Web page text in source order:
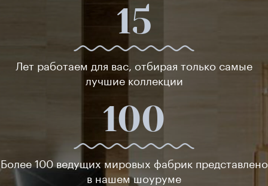
15
Лет работаем для вас, отбирая только самые
лучшие коллекции
100
Более 100 ведущих мировых фабрик представлено
в нашем шоуруме